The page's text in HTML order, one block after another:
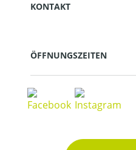
KONTAKT
ÖFFNUNGSZEITEN